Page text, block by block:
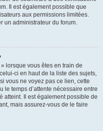
Il est également possible que
aux permissions limitées.
un administrateur du forum.
lorsque vous êtes en train de
ci en haut de la liste des sujets,
vous ne voyez pas ce lien, cette
le temps d’attente nécessaire entre
atteint. Il est également possible de
mais assurez-vous de le faire